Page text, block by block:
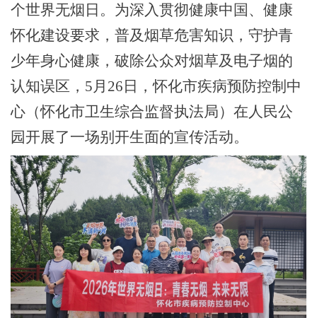
个世界无烟日。为深入贯彻健康中国、健康
怀化建设要求，普及烟草危害知识，守护青
少年身心健康，破除公众对烟草及电子烟的
认知误区，5月26日，怀化市疾病预防控制中
心（怀化市卫生综合监督执法局）在人民公
园开展了一场别开生面的宣传活动。